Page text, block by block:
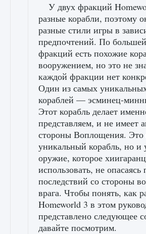
У двух фракций
разные корабли, поэтому
разные стили игры в
предпочтений. По
фракций есть похожие
вооружением, но это не
каждой фракции нет
Один из самых
кораблей — эсминец-
Этот корабль делает
представляем, и не имеет
стороны Воплощения. Это
уникальный корабль, но и
оружие, которое
использовать, не
последствий со стороны
врага. Чтобы понять, как
Homeworld 3 в этом
представлено следующее
давайте посмотрим.